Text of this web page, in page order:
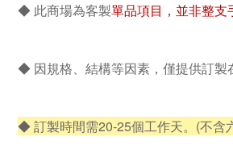
◆ 此商場為客製單品項目，並非整支
◆ 因規格、結構等因素，僅提供訂製
◆ 訂製時間需20-25個工作天。(不含